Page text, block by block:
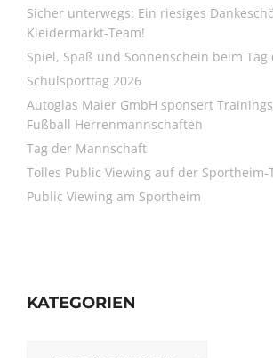
Sicher unterwegs: Ein riesiges
Kleidermarkt-Team!
Spiel, Spaß und Sonnenschein beim
Schulsporttag 2026
Autoglas Maier GmbH sponsert
Fußball Herrenmannschaften
Tag der Mannschaft
Tolles Public Viewing auf der Sportheim-
Public Viewing am Sportheim
KATEGORIEN